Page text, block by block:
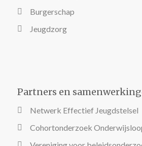
Burgerschap
Jeugdzorg
Partners en
Netwerk Effectief Jeugdstelsel
Cohortonderzoek